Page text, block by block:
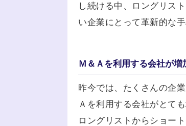
し続ける中、ロングリス
い企業にとって革新的な
Ｍ＆Ａを利用する会社が増
昨今では、たくさんの企
Ａを利用する会社がとて
ロングリストからショー